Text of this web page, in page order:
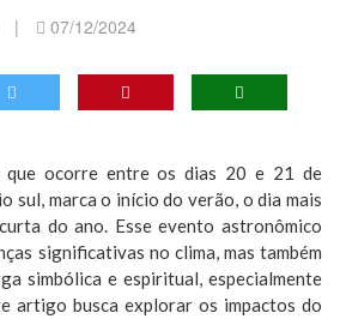
| 07/12/2024
ocorre entre os dias 20 e 21 de
sul, marca o início do verão, o dia mais
do ano. Esse evento astronômico
significativas no clima, mas também
simbólica e espiritual, especialmente
artigo busca explorar os impactos do